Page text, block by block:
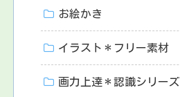
お絵かき
イラスト＊フリー素材
画力上達＊認識シリーズ